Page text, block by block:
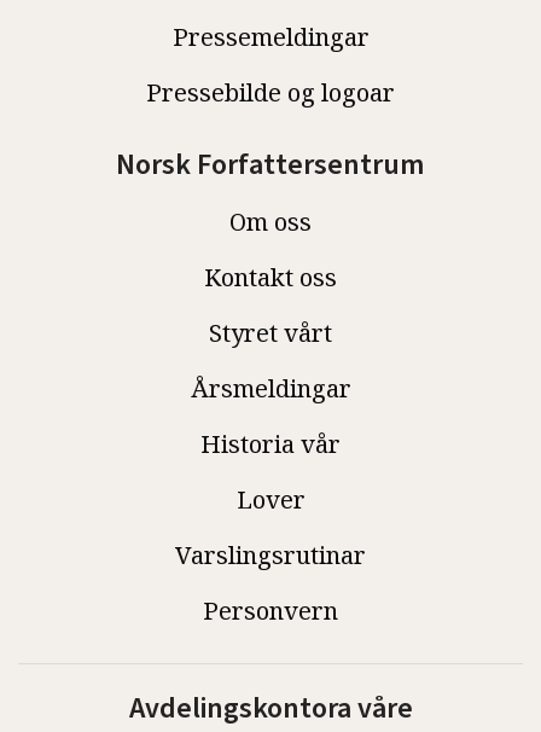
Pressemeldingar
Pressebilde og logoar
Norsk Forfattersentrum
Om oss
Kontakt oss
Styret vårt
Årsmeldingar
Historia vår
Lover
Varslingsrutinar
Personvern
Avdelingskontora våre